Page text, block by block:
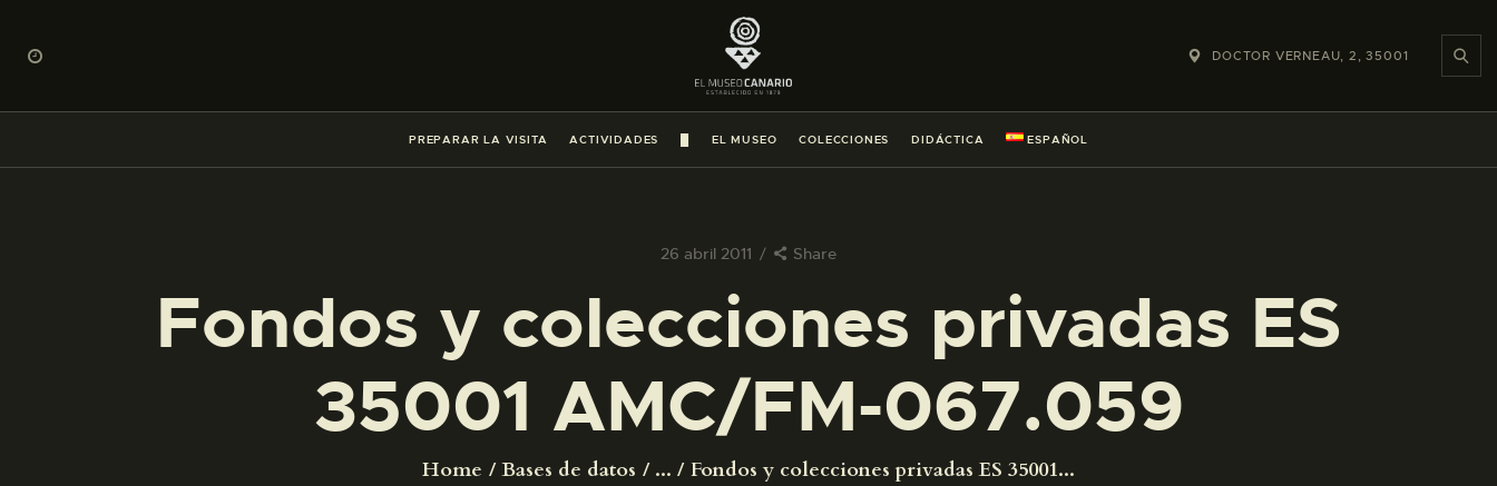
DOCTOR VERNEAU, 2, 35001
PREPARAR LA VISITA ACTIVIDADES EL MUSEO COLECCIONES DIDÁCTICA ESPAÑOL
26 abril 2011 Share
Fondos y colecciones privadas ES
35001 AMC/FM-067.059
Home Bases de datos ... Fondos y colecciones privadas ES 35001...
PREPARAR LA VISITA
ACTIVIDADES
█
COLECCIONES
DIDÁCTICA
ESPAÑOL